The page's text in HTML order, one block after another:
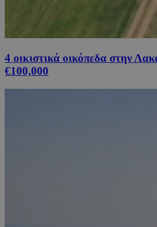
4 οικιστικά οικόπεδα στην
€100,000